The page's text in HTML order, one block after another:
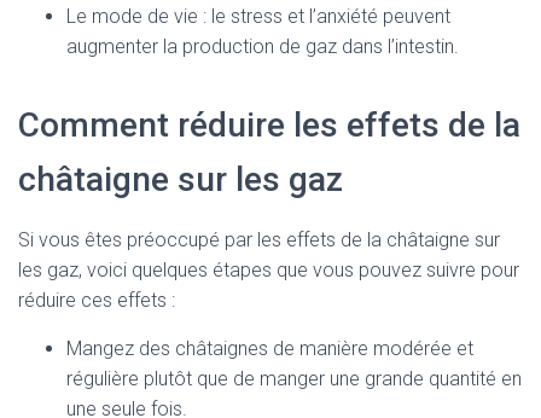
Le mode de vie : le stress et l’anxiété peuvent
augmenter la production de gaz dans l’intestin.
Comment réduire les effets de la
châtaigne sur les gaz
Si vous êtes préoccupé par les effets de la châtaigne sur
les gaz, voici quelques étapes que vous pouvez suivre pour
réduire ces effets :
Mangez des châtaignes de manière modérée et
régulière plutôt que de manger une grande quantité en
une seule fois.